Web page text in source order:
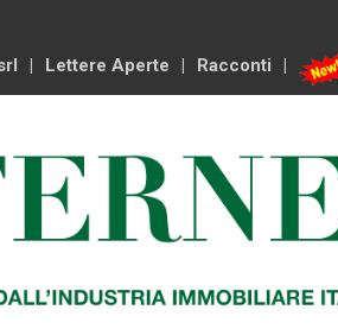
Lettere Aperte Racconti